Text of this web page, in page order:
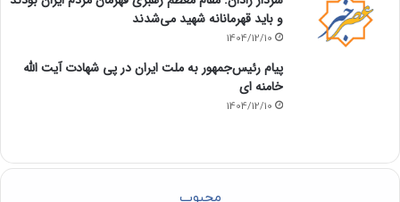
و باید قهرمانانه شهید می‌شدند
1404/12/10
پیام رئیس‌جمهور به ملت ایران در پی شهادت آیت الله
خامنه ای
1404/12/10
محبوب